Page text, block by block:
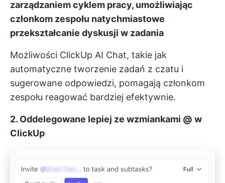
zarządzaniem cyklem pracy, umożliwiając
członkom zespołu natychmiastowe
przekształcanie dyskusji w zadania
Możliwości ClickUp AI Chat, takie jak
automatyczne tworzenie zadań z czatu i
sugerowane odpowiedzi, pomagają członkom
zespołu reagować bardziej efektywnie.
2. Oddelegowane lepiej ze wzmiankami @ w
ClickUp